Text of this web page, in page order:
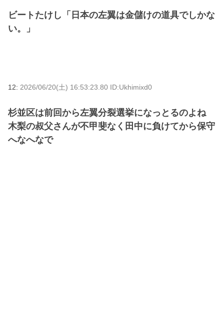
ビートたけし「日本の左翼は金儲けの道具でしかな
い。」
12: 2026/06/20(土) 16:53:23.80 ID:Ukhimixd0
杉並区は前回から左翼分裂選挙になっとるのよね
木梨の叔父さんが不甲斐なく田中に負けてから保守
へなへなで